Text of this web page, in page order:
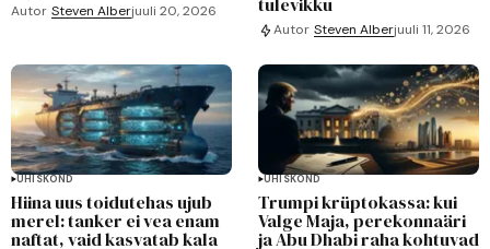
Autor Steven Alberjuuli 20, 2026
Autor Steven Alberjuuli 11, 2026
ÜHISKOND
Hiina uus toidutehas ujub
merel: tanker ei vea enam
naftat, vaid kasvatab kala
ÜHISKOND
Trumpi krüptokassa: kui
Valge Maja, perekonnaäri
ja Abu Dhabi raha kohtuvad